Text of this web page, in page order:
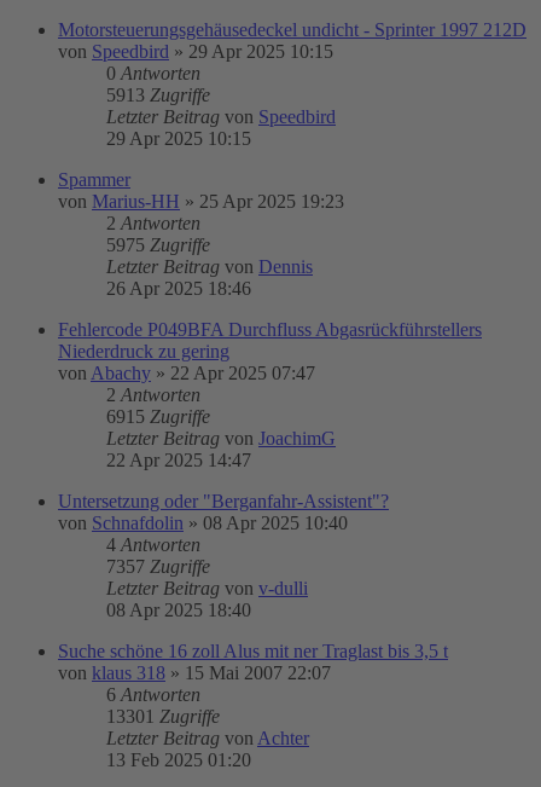
Motorsteuerungsgehäusedeckel undicht - Sprinter 1997 212D
von Speedbird » 29 Apr 2025 10:15
0 Antworten
5913 Zugriffe
Letzter Beitrag von Speedbird
29 Apr 2025 10:15
Spammer
von Marius-HH » 25 Apr 2025 19:23
2 Antworten
5975 Zugriffe
Letzter Beitrag von Dennis
26 Apr 2025 18:46
Fehlercode P049BFA Durchfluss Abgasrückführstellers
Niederdruck zu gering
von Abachy » 22 Apr 2025 07:47
2 Antworten
6915 Zugriffe
Letzter Beitrag von JoachimG
22 Apr 2025 14:47
Untersetzung oder "Berganfahr-Assistent"?
von Schnafdolin » 08 Apr 2025 10:40
4 Antworten
7357 Zugriffe
Letzter Beitrag von v-dulli
08 Apr 2025 18:40
Suche schöne 16 zoll Alus mit ner Traglast bis 3,5 t
von klaus 318 » 15 Mai 2007 22:07
6 Antworten
13301 Zugriffe
Letzter Beitrag von Achter
13 Feb 2025 01:20